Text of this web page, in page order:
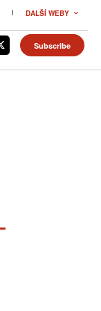
DALŠÍ WEBY
Subscribe